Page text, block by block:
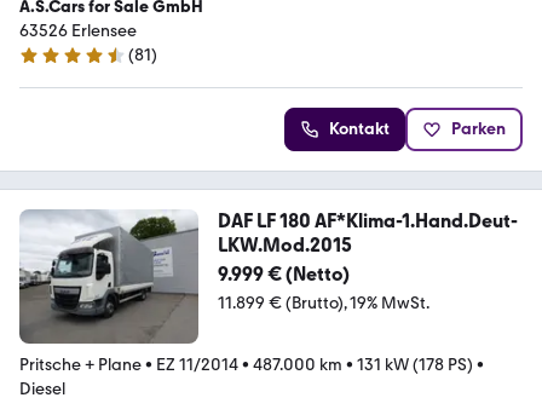
A.S.Cars for Sale GmbH
63526 Erlensee
4.5 Sterne
(81)
Kontakt Parken
DAF LF 180 AF*Klima-1.Hand.Deut-
LKW.Mod.2015
9.999 € (Netto)
11.899 € (Brutto) 19% MwSt.
Pritsche + Plane• EZ 11/2014• 487.000 km • 131 kW (178 PS) •
Diesel